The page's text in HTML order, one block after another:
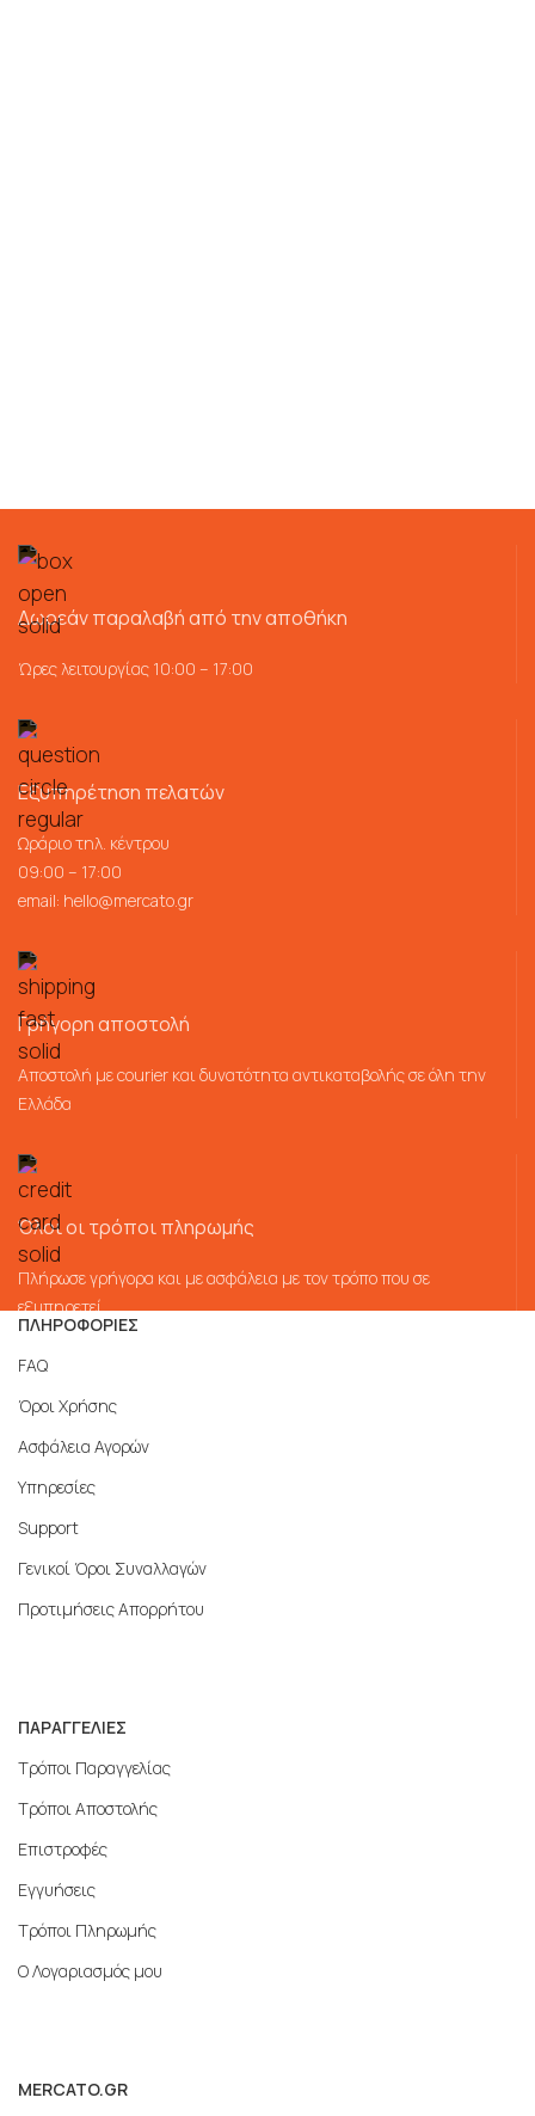
Δωρεάν παραλαβή από την αποθήκη
Ώρες λειτουργίας 10:00 – 17:00
Εξυπηρέτηση πελατών
Ωράριο τηλ. κέντρου
09:00 – 17:00
email: hello@mercato.gr
Γρήγορη αποστολή
Αποστολή με courier και δυνατότητα αντικαταβολής σε όλη την
Ελλάδα
Όλοι οι τρόποι πληρωμής
Πλήρωσε γρήγορα και με ασφάλεια με τον τρόπο που σε
εξυπηρετεί
ΠΛΗΡΟΦΟΡΙΕΣ
FAQ
Όροι Χρήσης
Ασφάλεια Αγορών
Υπηρεσίες
Support
Γενικοί Όροι Συναλλαγών
Προτιμήσεις Απορρήτου
ΠΑΡΑΓΓΕΛΙΕΣ
Τρόποι Παραγγελίας
Τρόποι Αποστολής
Επιστροφές
Εγγυήσεις
Τρόποι Πληρωμής
Ο Λογαριασμός μου
MERCATO.GR